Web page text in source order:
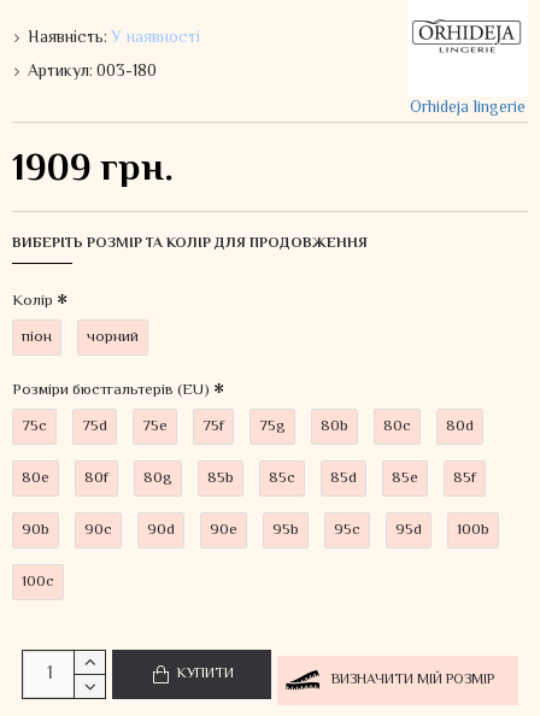
Наявність:У наявності
Артикул:003-180
Orhideja lingerie
1909 грн.
ВИБЕРІТЬ РОЗМІР ТА КОЛІР ДЛЯ ПРОДОВЖЕННЯ
Колiр
піон
чорний
Розміри бюстгальтерів (EU)
75c
75d 75e 75f 75g 80b 80c 80d
80e 80f 80g 85b 85c 85d 85e 85f
90b 90c 90d 90e 95b 95c 95d 100b
100c
КУПИТИ ВИЗНАЧИТИ МІЙ РОЗМІР